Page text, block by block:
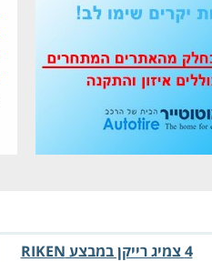
4 צמיג רייקן במבצע RIKEN